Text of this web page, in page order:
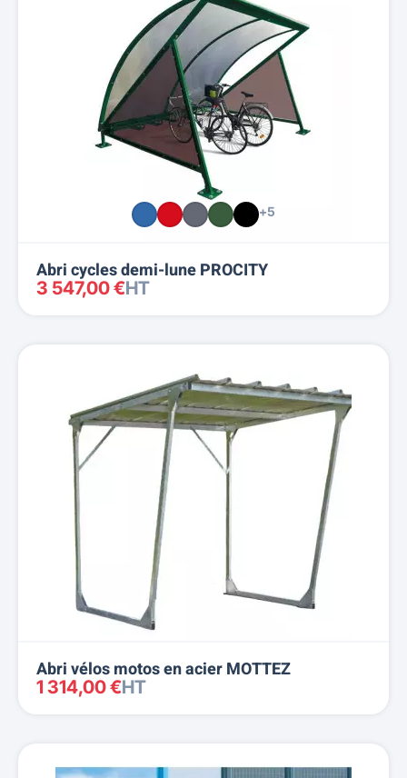
+5
Abri cycles demi-lune PROCITY
3 547,00 €HT
Abri vélos motos en acier MOTTEZ
1 314,00 €HT